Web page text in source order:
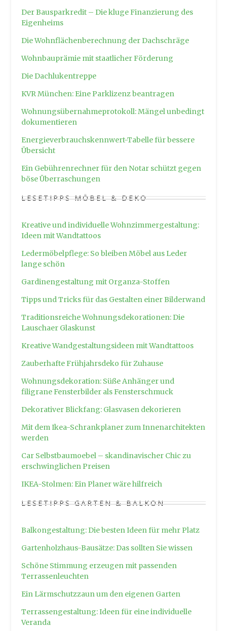
Der Bausparkredit – Die kluge Finanzierung des
Eigenheims
Die Wohnflächenberechnung der Dachschräge
Wohnbauprämie mit staatlicher Förderung
Die Dachlukentreppe
KVR München: Eine Parklizenz beantragen
Wohnungsübernahmeprotokoll: Mängel unbedingt
dokumentieren
Energieverbrauchskennwert-Tabelle für bessere
Übersicht
Ein Gebührenrechner für den Notar schützt gegen
böse Überraschungen
LESETIPPS MÖBEL & DEKO
Kreative und individuelle Wohnzimmergestaltung:
Ideen mit Wandtattoos
Ledermöbelpflege: So bleiben Möbel aus Leder
lange schön
Gardinengestaltung mit Organza-Stoffen
Tipps und Tricks für das Gestalten einer Bilderwand
Traditionsreiche Wohnungsdekorationen: Die
Lauschaer Glaskunst
Kreative Wandgestaltungsideen mit Wandtattoos
Zauberhafte Frühjahrsdeko für Zuhause
Wohnungsdekoration: Süße Anhänger und
filigrane Fensterbilder als Fensterschmuck
Dekorativer Blickfang: Glasvasen dekorieren
Mit dem Ikea-Schrankplaner zum Innenarchitekten
werden
Car Selbstbaumoebel – skandinavischer Chic zu
erschwinglichen Preisen
IKEA-Stolmen: Ein Planer wäre hilfreich
LESETIPPS GARTEN & BALKON
Balkongestaltung: Die besten Ideen für mehr Platz
Gartenholzhaus-Bausätze: Das sollten Sie wissen
Schöne Stimmung erzeugen mit passenden
Terrassenleuchten
Ein Lärmschutzzaun um den eigenen Garten
Terrassengestaltung: Ideen für eine individuelle
Veranda